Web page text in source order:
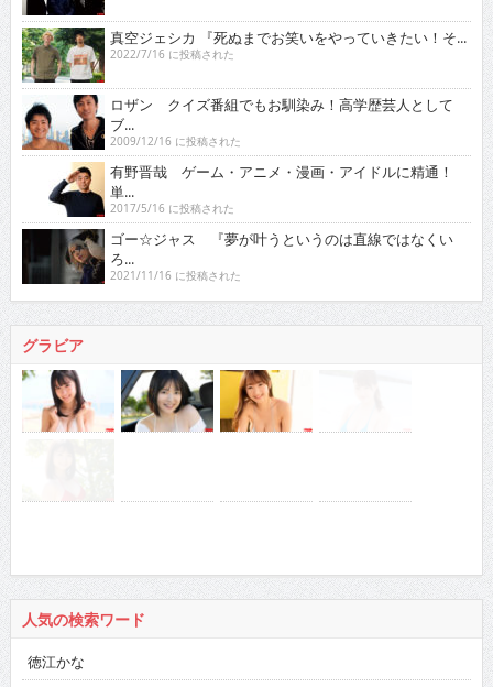
真空ジェシカ 『死ぬまでお笑いをやっていきたい！そ...
2022/7/16 に投稿された
ロザン クイズ番組でもお馴染み！高学歴芸人として
ブ...
2009/12/16 に投稿された
有野晋哉 ゲーム・アニメ・漫画・アイドルに精通！
単...
2017/5/16 に投稿された
ゴー☆ジャス 『夢が叶うというのは直線ではなくい
ろ...
2021/11/16 に投稿された
グラビア
人気の検索ワード
徳江かな